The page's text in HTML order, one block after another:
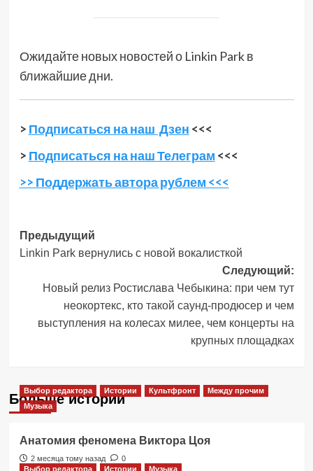
Ожидайте новых новостей о Linkin Park в
ближайшие дни.
> Подписаться на наш Дзен <<<
> Подписаться на наш Телеграм <<<
>> Поддержать автора рублем <<<
Навигация
записи
Предыдущий
Linkin Park вернулись с новой вокалисткой
Следующий:
Новый релиз Ростислава Чебыкина: при чем тут
неокортекс, кто такой саунд-продюсер и чем
выступления на колесах милее, чем концерты на
крупных площадках
Больше историй
Выбор редактора Истории Культфронт
Между прочим
Музыка
Анатомия феномена Виктора Цоя
2 месяца тому назад
0
Выбор редактора
Истории Музыка